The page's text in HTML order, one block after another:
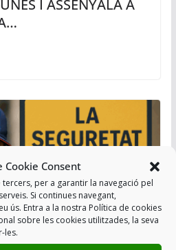
Cookie Consent
per a garantir la navegació pel
Si continues navegant,
ús. Entra a la nostra Política de cookies
sobre les cookies utilitzades, la seva
les.
I ASSENYALA A